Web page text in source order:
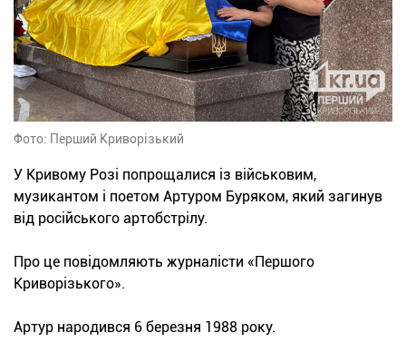
Фото: Перший Криворізький
У Кривому Розі попрощалися із військовим,
музикантом і поетом Артуром Буряком, який загинув
від російського артобстрілу.
Про це повідомляють журналісти «Першого
Криворізького».
Артур народився 6 березня 1988 року.